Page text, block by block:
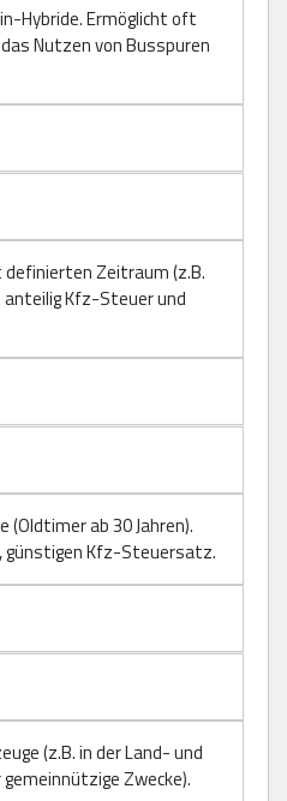
Hybride. Ermöglicht oft
Nutzen von Busspuren
Zeitraum (z.B.
Kfz-Steuer und
(Oldtimer ab 30 Jahren).
günstigen Kfz-Steuersatz.
(z.B. in der Land- und
Zwecke).